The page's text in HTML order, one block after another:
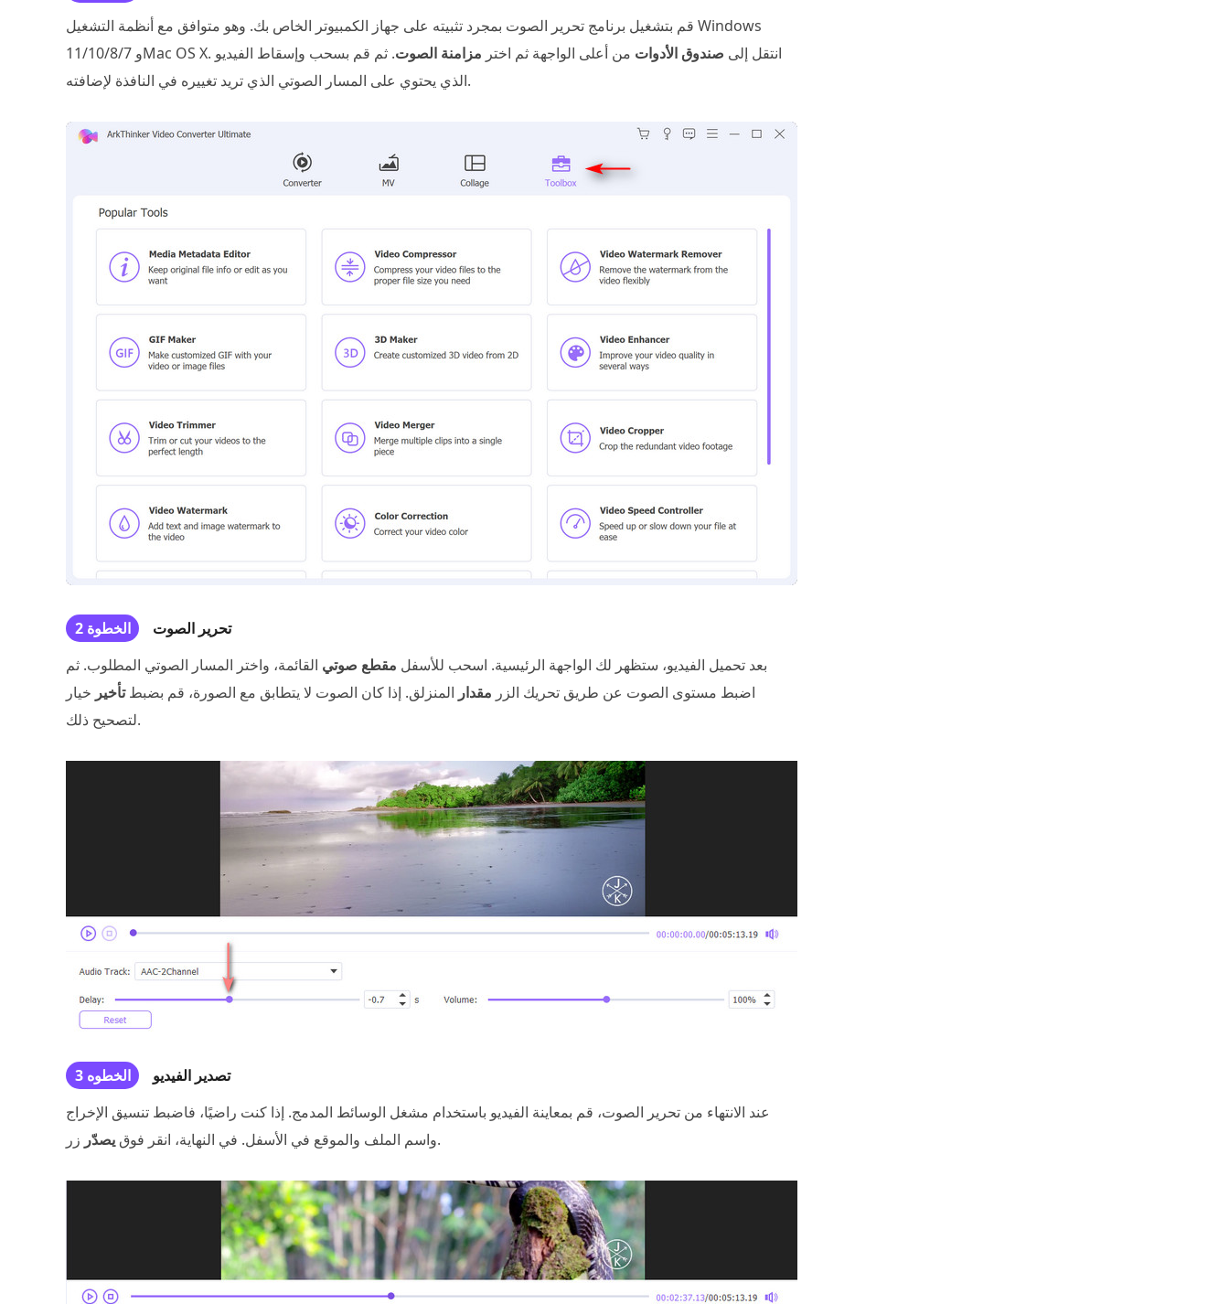
قم بتشغيل برنامج تحرير الصوت بمجرد تثبيته على جهاز الكمبيوتر الخاص بك. وهو متوافق مع أنظمة التشغيل Windows
11/10/8/7 وMac OS X. انتقل إلى صندوق الأدوات من أعلى الواجهة ثم اختر مزامنة الصوت. ثم قم بسحب وإسقاط الفيديو
الذي يحتوي على المسار الصوتي الذي تريد تغييره في النافذة لإضافته.
الخطوة 2
تحرير الصوت
بعد تحميل الفيديو، ستظهر لك الواجهة الرئيسية. اسحب للأسفل مقطع صوتي القائمة، واختر المسار الصوتي المطلوب. ثم
اضبط مستوى الصوت عن طريق تحريك الزر مقدار المنزلق. إذا كان الصوت لا يتطابق مع الصورة، قم بضبطتأخير خيار
لتصحيح ذلك.
الخطوه 3
تصدير الفيديو
عند الانتهاء من تحرير الصوت، قم بمعاينة الفيديو باستخدام مشغل الوسائط المدمج. إذا كنت راضيًا، فاضبط تنسيق الإخراج
واسم الملف والموقع في الأسفل. في النهاية، انقر فوقيصدّر زر.